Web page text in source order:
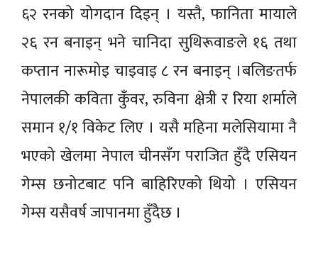
६२ रनको योगदान दिइन् । यस्तै, फानिता मायाले
२६ रन बनाइन् भने चानिदा सुथिरूवाङले १६ तथा
कप्तान नारूमोइ चाइवाइ ८ रन बनाइन् ।बलिङतर्फ
नेपालकी कविता कुँवर, रुविना क्षेत्री र रिया शर्माले
समान १/१ विकेट लिए । यसै महिना मलेसियामा नै
भएको खेलमा नेपाल चीनसँग पराजित हुँदै एसियन
गेम्स छनोटबाट पनि बाहिरिएको थियो । एसियन
गेम्स यसैवर्ष जापानमा हुँदैछ ।